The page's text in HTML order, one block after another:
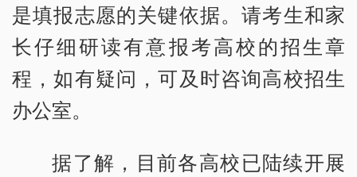
是填报志愿的关键依据。请考生和家
长仔细研读有意报考高校的招生章
程，如有疑问，可及时咨询高校招生
办公室。
据了解，目前各高校已陆续开展